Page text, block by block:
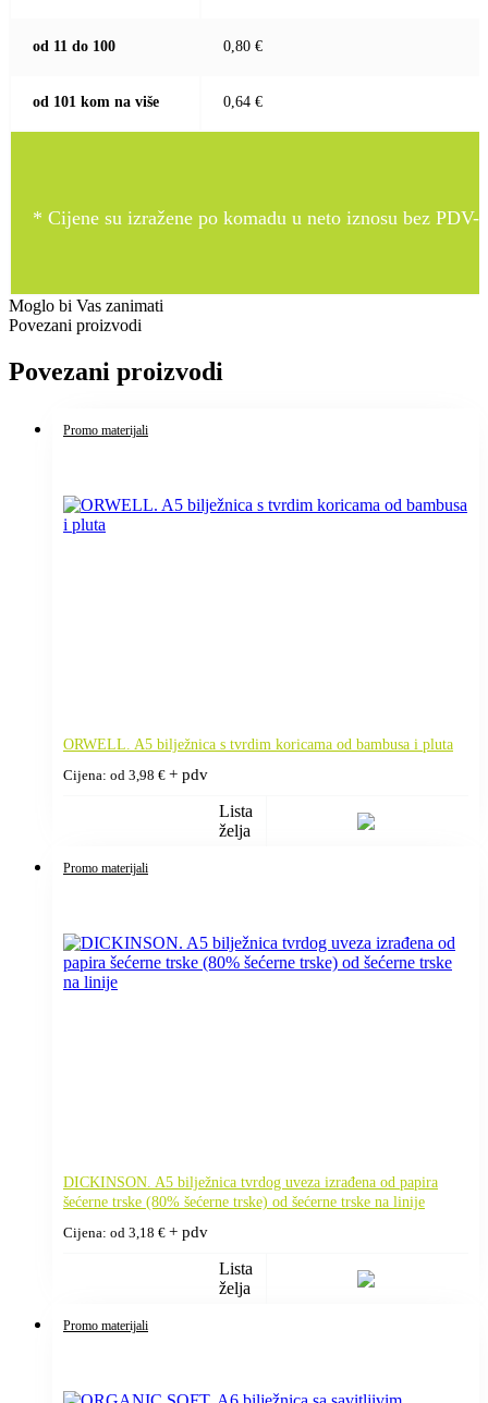
od 11 do 100 0,80 €
od 101 kom na više 0,64 €
* Cijene su izražene po komadu u neto iznosu bez PDV-
Moglo bi Vas zanimati
Povezani proizvodi
Povezani proizvodi
Promo materijali
ORWELL. A5 bilježnica s tvrdim koricama od bambusa i pluta
Cijena: od 3,98 € + pdv
Lista
želja
Promo materijali
DICKINSON. A5 bilježnica tvrdog uveza izrađena od papira
šećerne trske (80% šećerne trske) od šećerne trske na linije
Cijena: od 3,18 € + pdv
Lista
želja
Promo materijali